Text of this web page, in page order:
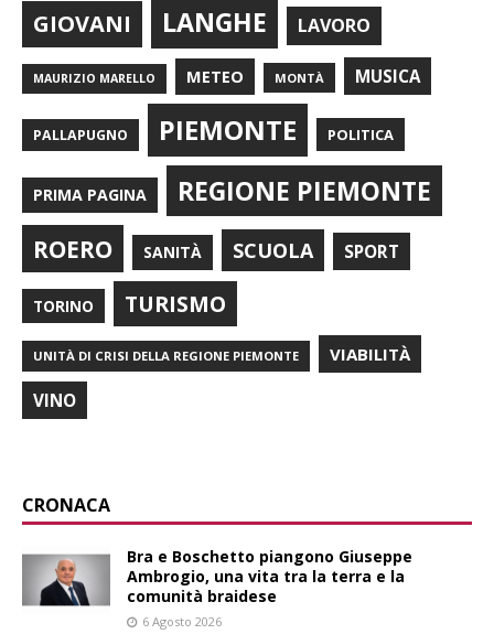
GIOVANI LANGHE LAVORO
MAURIZIO MARELLO METEO MONTÀ MUSICA
PALLAPUGNO PIEMONTE POLITICA
PRIMA PAGINA REGIONE PIEMONTE
ROERO SANITÀ SCUOLA SPORT
TORINO TURISMO
UNITÀ DI CRISI DELLA REGIONE PIEMONTE VIABILITÀ
VINO
CRONACA
Bra e Boschetto piangono Giuseppe
Ambrogio, una vita tra la terra e la
comunità braidese
6 Agosto 2026